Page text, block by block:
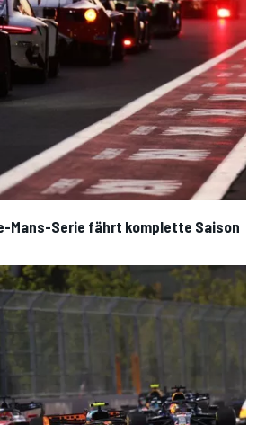
Mans-Serie fährt komplette Saison